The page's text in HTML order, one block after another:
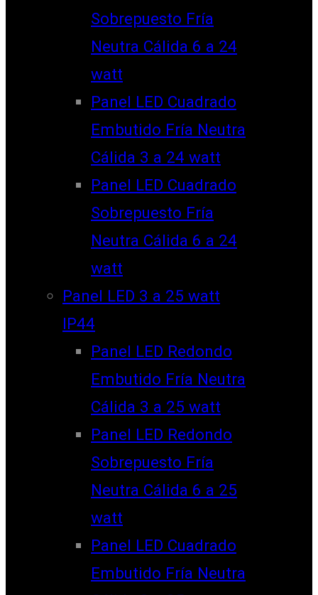
Sobrepuesto Fría
Neutra Cálida 6 a 24
watt
Panel LED Cuadrado
Embutido Fría Neutra
Cálida 3 a 24 watt
Panel LED Cuadrado
Sobrepuesto Fría
Neutra Cálida 6 a 24
watt
Panel LED 3 a 25 watt
IP44
Panel LED Redondo
Embutido Fría Neutra
Cálida 3 a 25 watt
Panel LED Redondo
Sobrepuesto Fría
Neutra Cálida 6 a 25
watt
Panel LED Cuadrado
Embutido Fría Neutra